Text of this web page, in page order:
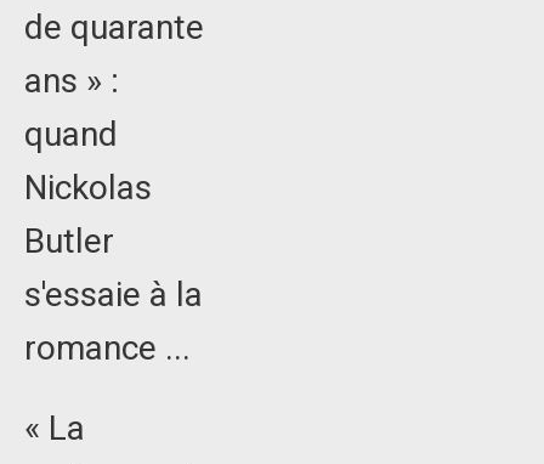
de quarante
ans » :
quand
Nickolas
Butler
s'essaie à la
romance ...
« La